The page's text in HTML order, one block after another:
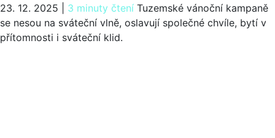
23. 12. 2025 3 minuty čtení Tuzemské vánoční kampaně
se nesou na sváteční vlně, oslavují společné chvíle, bytí v
přítomnosti i sváteční klid.